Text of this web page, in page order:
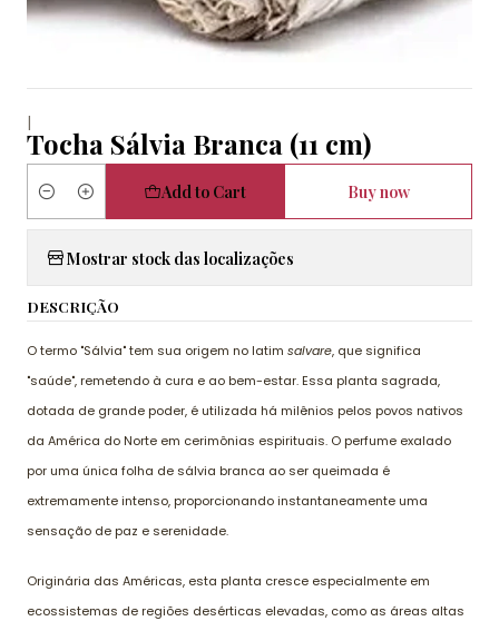
|
Tocha Sálvia Branca (11 cm)
Quantity
Add to Cart Buy now
Mostrar stock das localizações
DESCRIÇÃO
O termo "Sálvia" tem sua origem no latim salvare, que significa
"saúde", remetendo à cura e ao bem-estar. Essa planta sagrada,
dotada de grande poder, é utilizada há milênios pelos povos nativos
da América do Norte em cerimônias espirituais. O perfume exalado
por uma única folha de sálvia branca ao ser queimada é
extremamente intenso, proporcionando instantaneamente uma
sensação de paz e serenidade.
Originária das Américas, esta planta cresce especialmente em
ecossistemas de regiões desérticas elevadas, como as áreas altas